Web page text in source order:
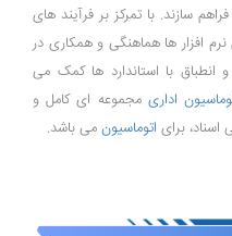
سازند. با تمرکز بر فرآیند های
افزار ها هماهنگی و همکاری در
انطباق با استاندارد ها کمک می
اداری مجموعه ‌ای کامل و
اسناد، برای اتوماسیون می ‌باشد.